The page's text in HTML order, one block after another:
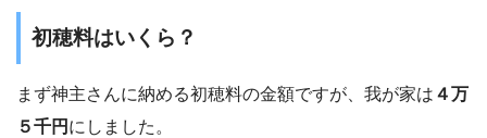
初穂料はいくら？
まず神主さんに納める初穂料の金額ですが、我が家は ４万
５千円 にしました。